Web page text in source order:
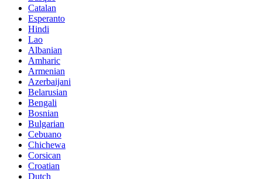
Catalan
Esperanto
Hindi
Lao
Albanian
Amharic
Armenian
Azerbaijani
Belarusian
Bengali
Bosnian
Bulgarian
Cebuano
Chichewa
Corsican
Croatian
Dutch